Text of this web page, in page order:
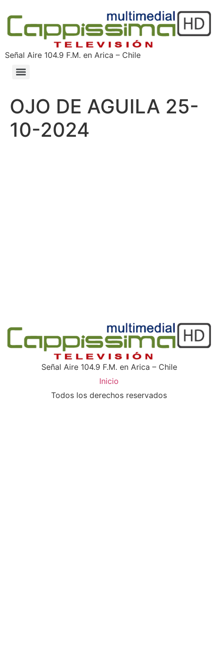
Señal Aire 104.9 F.M. en Arica – Chile
OJO DE AGUILA 25-
10-2024
Señal Aire 104.9 F.M. en Arica – Chile
Inicio
Todos los derechos reservados